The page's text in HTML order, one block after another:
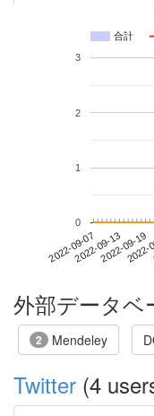
合計
2022-09-072022-09-132022-09-19
0
1
2
3
外部データベ
2 Mendeley
Twitter (4